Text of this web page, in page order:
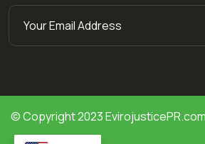
© Copyright 2023